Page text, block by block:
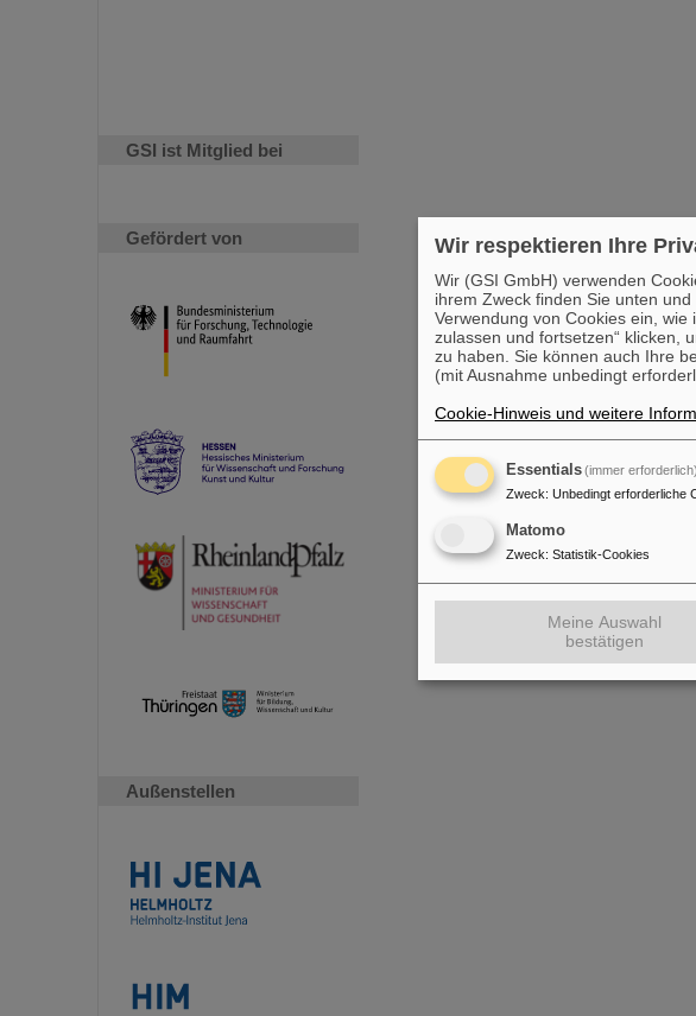
GSI ist Mitglied bei
Gefördert von
Außenstellen
Wir respektieren Ihre
Wir (GSI GmbH) verwenden
ihrem Zweck finden Sie unten und
Verwendung von Cookies ein, wie
zulassen und fortsetzen“ klicken,
zu haben. Sie können auch Ihre
(mit Ausnahme unbedingt
Cookie-Hinweis und weitere
Essentials(immer erforderlich)
Zweck: Unbedingt erforderliche
Matomo
Zweck: Statistik-Cookies
Meine Auswahl
bestätigen